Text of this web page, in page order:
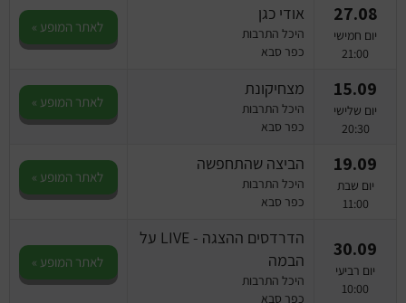
27.08
יום חמישי
21:00
אודי כגן
היכל התרבות
כפר סבא
לאתר המופע »
15.09
יום שלישי
20:30
מצחיקונת
היכל התרבות
כפר סבא
לאתר המופע »
19.09
יום שבת
11:00
הביצה שהתחפשה
היכל התרבות
כפר סבא
לאתר המופע »
30.09
יום רביעי
10:00
הדרדסים ההצגה - LIVE על
הבמה
היכל התרבות
כפר סבא
לאתר המופע »